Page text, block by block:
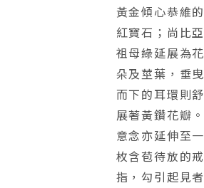
黃金傾心恭維的
紅寶石；尚比亞
祖母綠延展為花
朵及莖葉，垂曳
而下的耳環則舒
展著黃鑽花瓣。
意念亦延伸至一
枚含苞待放的戒
指，勾引起見者